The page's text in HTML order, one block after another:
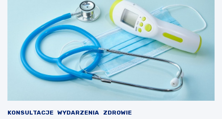
KONSULTACJE WYDARZENIA ZDROWIE